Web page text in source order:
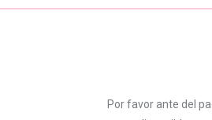
Por favor ante del